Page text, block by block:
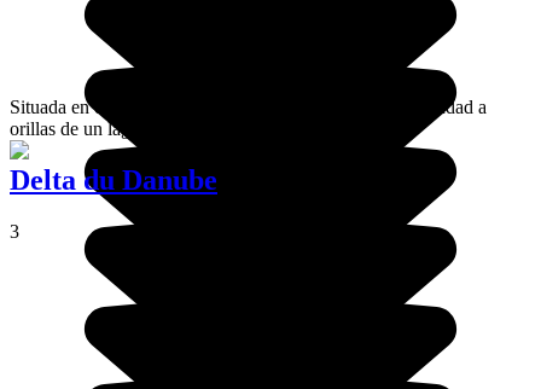
Situada en el oeste de Ucrania, Ternópil es una bonita ciudad a
orillas de un lago artificial.
Delta du Danube
3